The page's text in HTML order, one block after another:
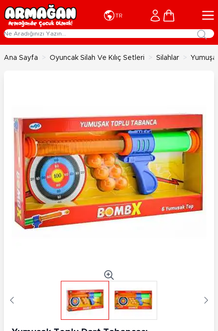
İçeriğe geç
TR Cart
Ana Sayfa > Oyuncak Silah Ve Kılıç Setleri > Silahlar >